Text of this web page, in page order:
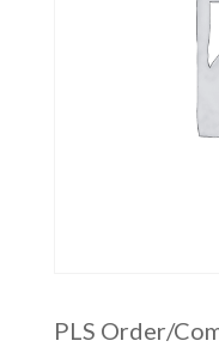
PLS Order/